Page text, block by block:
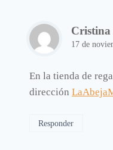
Cristina
17 de
En la tienda de
dirección
Responder